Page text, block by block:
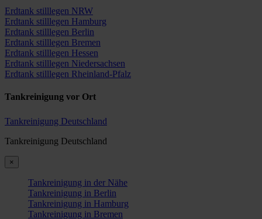
Erdtank stilllegen NRW
Erdtank stilllegen Hamburg
Erdtank stilllegen Berlin
Erdtank stilllegen Bremen
Erdtank stilllegen Hessen
Erdtank stilllegen Niedersachsen
Erdtank stilllegen Rheinland-Pfalz
Tankreinigung vor Ort
Tankreinigung Deutschland
Tankreinigung Deutschland
×
Tankreinigung in der Nähe
Tankreinigung in Berlin
Tankreinigung in Hamburg
Tankreinigung in Bremen